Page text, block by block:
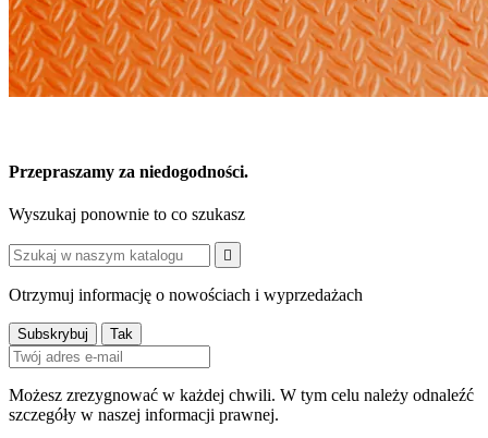
Przepraszamy za niedogodności.
Wyszukaj ponownie to co szukasz

Otrzymuj informację o nowościach i wyprzedażach
Możesz zrezygnować w każdej chwili. W tym celu należy odnaleźć
szczegóły w naszej informacji prawnej.